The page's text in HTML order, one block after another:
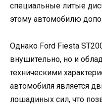
специальные литые
этому автомобилю
Однако Ford Fiesta
внушительно, но и
техническими
автомобиля является
лошадиных сил, что